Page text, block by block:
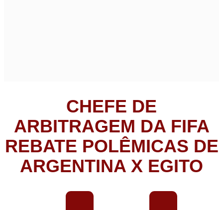
CHEFE DE
ARBITRAGEM DA FIFA
REBATE POLÊMICAS DE
ARGENTINA X EGITO